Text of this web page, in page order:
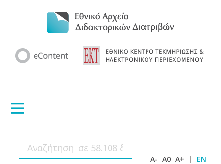
A- A0 A+ | EN